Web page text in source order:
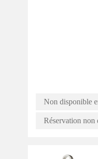
Non disponible
Réservation non